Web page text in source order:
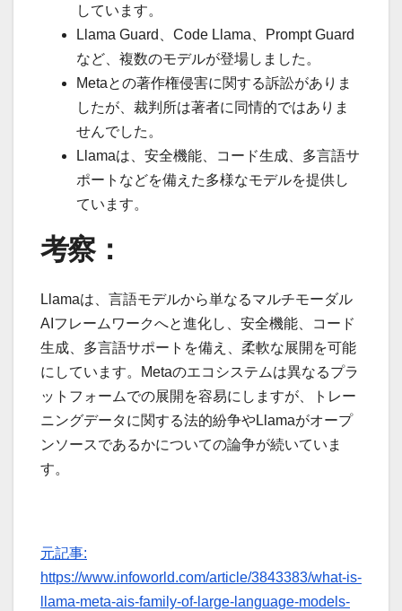
しています。
Llama Guard、Code Llama、Prompt Guard
など、複数のモデルが登場しました。
Metaとの著作権侵害に関する訴訟がありま
したが、裁判所は著者に同情的ではありま
せんでした。
Llamaは、安全機能、コード生成、多言語サ
ポートなどを備えた多様なモデルを提供し
ています。
考察：
Llamaは、言語モデルから単なるマルチモーダル
AIフレームワークへと進化し、安全機能、コード
生成、多言語サポートを備え、柔軟な展開を可能
にしています。Metaのエコシステムは異なるプラ
ットフォームでの展開を容易にしますが、トレー
ニングデータに関する法的紛争やLlamaがオープ
ンソースであるかについての論争が続いていま
す。
元記事:
https://www.infoworld.com/article/3843383/what-is-
llama-meta-ais-family-of-large-language-models-